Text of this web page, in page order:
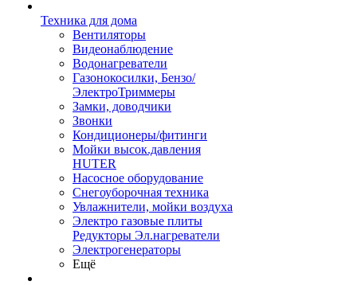
Техника для дома
Вентиляторы
Видеонаблюдение
Водонагреватели
Газонокосилки, Бензо/
ЭлектроТриммеры
Замки, доводчики
Звонки
Кондиционеры/фитинги
Мойки высок.давления
HUTER
Насосное оборудование
Снегоуборочная техника
Увлажнители, мойки воздуха
Электро газовые плиты
Редукторы Эл.нагреватели
Электрогенераторы
Ещё